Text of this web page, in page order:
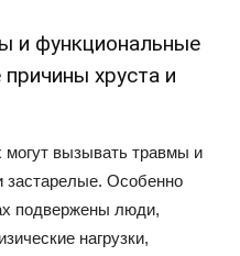
и функциональные
хруста и
могут вызывать травмы и
застарелые. Особенно
подвержены люди,
нагрузки,